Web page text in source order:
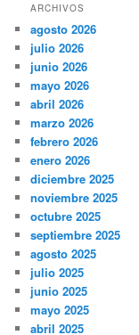
ARCHIVOS
agosto 2026
julio 2026
junio 2026
mayo 2026
abril 2026
marzo 2026
febrero 2026
enero 2026
diciembre 2025
noviembre 2025
octubre 2025
septiembre 2025
agosto 2025
julio 2025
junio 2025
mayo 2025
abril 2025